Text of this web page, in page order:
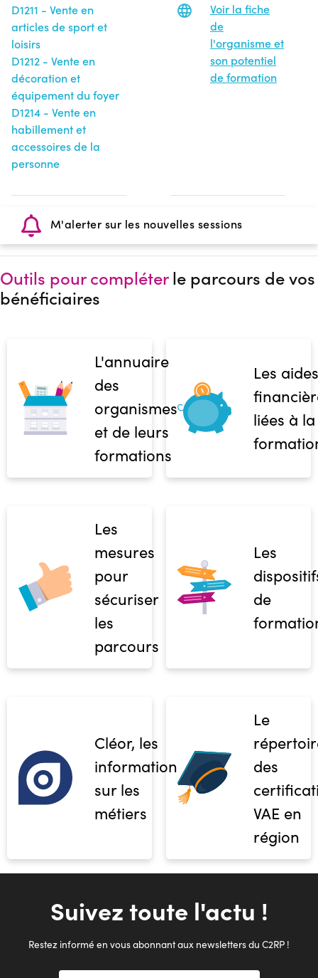
D1211 - Vente en
articles de sport et
loisirs
D1212 - Vente en
décoration et
équipement du foyer
D1214 - Vente en
habillement et
accessoires de la
personne
Voir la fiche
de
l'organisme et
son potentiel
de formation
M'alerter sur les nouvelles sessions
Outils pour compléterle parcours de vos
bénéficiaires
L'annuaire
des
organismes
et de leurs
formations
Les aides
liées à la
Les
mesures
pour
sécuriser
les
parcours
Les
de
Cléor, les
informations
sur les
métiers
Le
des
VAE en
région
Suivez toute l'actu !
Restez informé en vous abonnant aux newsletters du C2RP !